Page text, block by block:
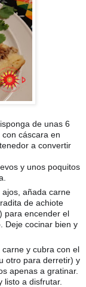
de unas 6
cáscara en
a convertir
y unos poquitos
añada carne
de achiote
para encender el
Deje cocinar bien y
y cubra con el
otro para derretir) y
apenas a gratinar.
listo a disfrutar.